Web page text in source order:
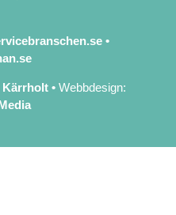
•
Kärrholt • Webbdesign: